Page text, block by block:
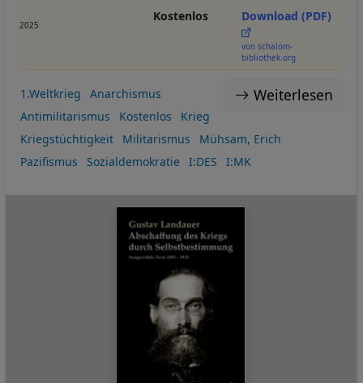
2025
Kostenlos Download (PDF)
von schalom-
bibliothek.org
Weiterlesen
1.Weltkrieg
Anarchismus
Antimilitarismus
Kostenlos
Krieg
Kriegstüchtigkeit
Militarismus
Mühsam, Erich
Pazifismus
Sozialdemokratie I:DES I:MK